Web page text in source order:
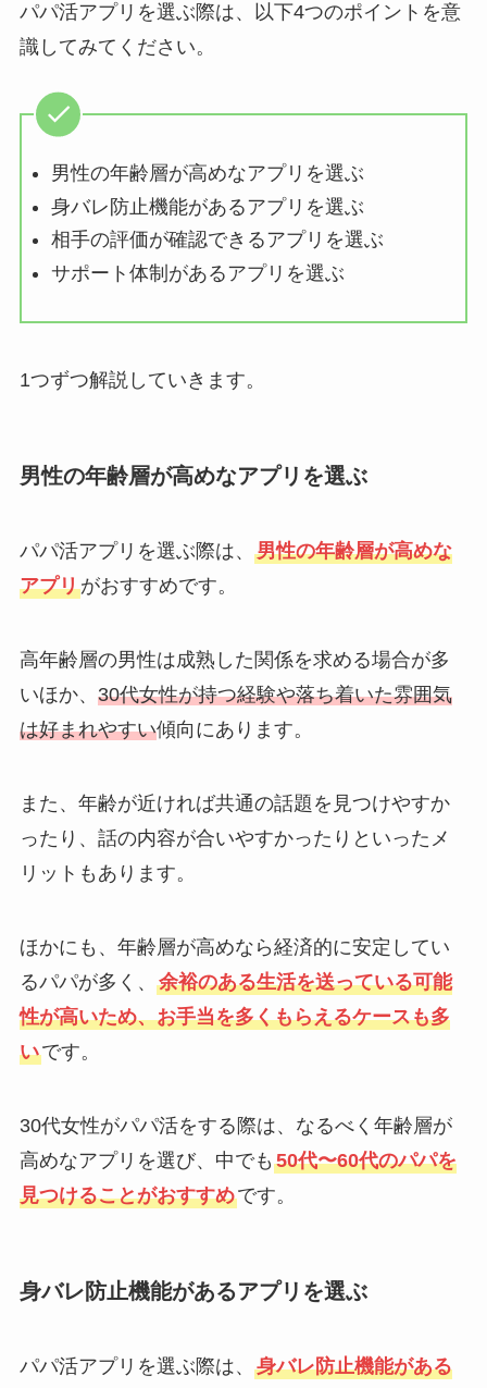
パパ活アプリを選ぶ際は、以下4つのポイントを意
識してみてください。
男性の年齢層が高めなアプリを選ぶ
身バレ防止機能があるアプリを選ぶ
相手の評価が確認できるアプリを選ぶ
サポート体制があるアプリを選ぶ
1つずつ解説していきます。
男性の年齢層が高めなアプリを選ぶ
パパ活アプリを選ぶ際は、 男性の年齢層が高めな
アプリがおすすめです。
高年齢層の男性は成熟した関係を求める場合が多
いほか、 30代女性が持つ経験や落ち着いた雰囲気
は好まれやすい傾向にあります。
また、年齢が近ければ共通の話題を見つけやすか
ったり、話の内容が合いやすかったりといったメ
リットもあります。
ほかにも、年齢層が高めなら経済的に安定してい
るパパが多く、 余裕のある生活を送っている可能
性が高いため、お手当を多くもらえるケースも多
いです。
30代女性がパパ活をする際は、なるべく年齢層が
高めなアプリを選び、中でも 50代〜60代のパパを
見つけることがおすすめです。
身バレ防止機能があるアプリを選ぶ
パパ活アプリを選ぶ際は、 身バレ防止機能がある